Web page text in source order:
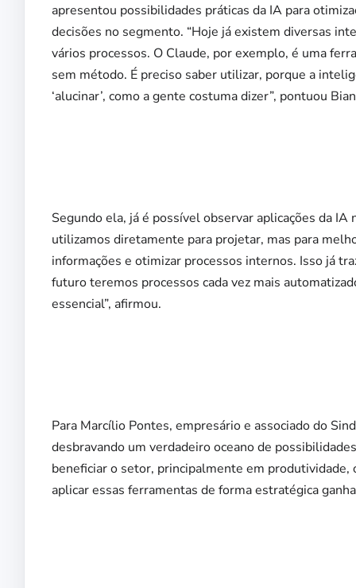
apresentou possibilidades práticas da IA para
decisões no segmento. “Hoje já existem diversas
vários processos. O Claude, por exemplo, é uma
sem método. É preciso saber utilizar, porque a
‘alucinar’, como a gente costuma dizer”, pontuou
Segundo ela, já é possível observar aplicações da
utilizamos diretamente para projetar, mas para
informações e otimizar processos internos. Isso já
futuro teremos processos cada vez mais
essencial”, afirmou.
Para Marcílio Pontes, empresário e associado do
desbravando um verdadeiro oceano de
beneficiar o setor, principalmente em produtividade,
aplicar essas ferramentas de forma estratégica